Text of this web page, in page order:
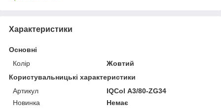
Характеристики
Основні
Колір
Жовтий
Користувальницькі характеристики
Артикул
IQCol А3/80-ZG34
Новинка
Немає